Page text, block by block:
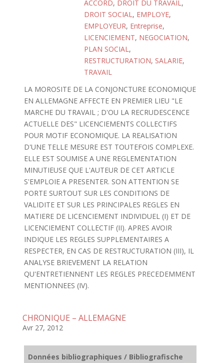
ACCORD, DROIT DU TRAVAIL,
DROIT SOCIAL, EMPLOYE,
EMPLOYEUR, Entreprise,
LICENCIEMENT, NEGOCIATION,
PLAN SOCIAL,
RESTRUCTURATION, SALARIE,
TRAVAIL
LA MOROSITE DE LA CONJONCTURE ECONOMIQUE
EN ALLEMAGNE AFFECTE EN PREMIER LIEU "LE
MARCHE DU TRAVAIL ; D'OU LA RECRUDESCENCE
ACTUELLE DES" LICENCIEMENTS COLLECTIFS
POUR MOTIF ECONOMIQUE. LA REALISATION
D'UNE TELLE MESURE EST TOUTEFOIS COMPLEXE.
ELLE EST SOUMISE A UNE REGLEMENTATION
MINUTIEUSE QUE L'AUTEUR DE CET ARTICLE
S'EMPLOIE A PRESENTER. SON ATTENTION SE
PORTE SURTOUT SUR LES CONDITIONS DE
VALIDITE ET SUR LES PRINCIPALES REGLES EN
MATIERE DE LICENCIEMENT INDIVIDUEL (I) ET DE
LICENCIEMENT COLLECTIF (II). APRES AVOIR
INDIQUE LES REGLES SUPPLEMENTAIRES A
RESPECTER, EN CAS DE RESTRUCTURATION (III), IL
ANALYSE BRIEVEMENT LA RELATION
QU'ENTRETIENNENT LES REGLES PRECEDEMMENT
MENTIONNEES (IV).
CHRONIQUE – ALLEMAGNE
Avr 27, 2012
Données bibliographiques / Bibliografische